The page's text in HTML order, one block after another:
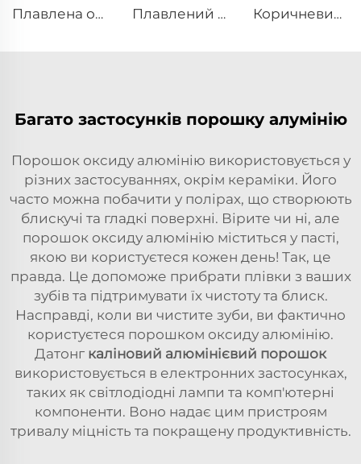
Плавлена оксидна форма алумінію Плавлений алумінійний порошок Коричневий плавлений алуміній
Багато застосунків порошку алумінію
Порошок оксиду алюмінію використовується у
різних застосуваннях, окрім кераміки. Його
часто можна побачити у полірах, що створюють
блискучі та гладкі поверхні. Вірите чи ні, але
порошок оксиду алюмінію міститься у пасті,
якою ви користуєтеся кожен день! Так, це
правда. Це допоможе прибрати плівки з ваших
зубів та підтримувати їх чистоту та блиск.
Насправді, коли ви чистите зуби, ви фактично
користуєтеся порошком оксиду алюмінію.
Датонг каліновий алюмінієвий порошок
використовується в електронних застосунках,
таких як світлодіодні лампи та комп'ютерні
компоненти. Воно надає цим пристроям
тривалу міцність та покращену продуктивність.